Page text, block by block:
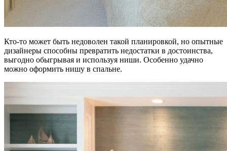
Кто-то может быть недоволен такой планировкой, но опытные
дизайнеры способны превратить недостатки в достоинства,
выгодно обыгрывая и используя ниши. Особенно удачно
можно оформить нишу в спальне.